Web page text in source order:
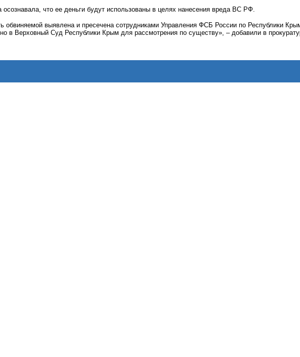
что ее деньги будут использованы в целях нанесения вреда ВС РФ.
обвиняемой выявлена и пресечена сотрудниками Управления ФСБ России по Республики
в Верховный Суд Республики Крым для рассмотрения по существу», – добавили в